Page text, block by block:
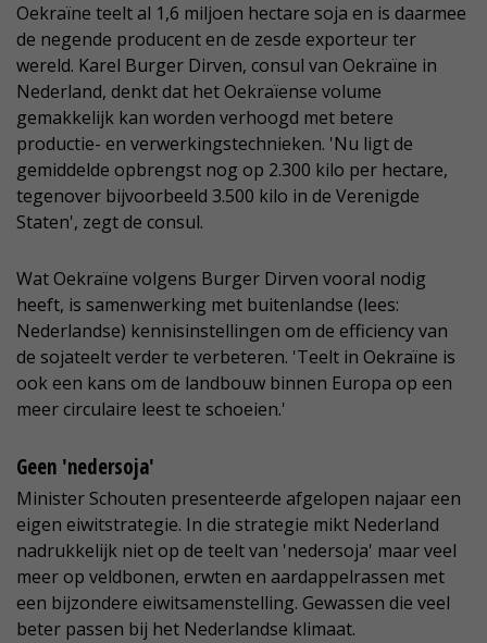
Oekraïne teelt al 1,6 miljoen hectare soja en is daarmee
de negende producent en de zesde exporteur ter
wereld. Karel Burger Dirven, consul van Oekraïne in
Nederland, denkt dat het Oekraïense volume
gemakkelijk kan worden verhoogd met betere
productie- en verwerkingstechnieken. 'Nu ligt de
gemiddelde opbrengst nog op 2.300 kilo per hectare,
tegenover bijvoorbeeld 3.500 kilo in de Verenigde
Staten', zegt de consul.
Wat Oekraïne volgens Burger Dirven vooral nodig
heeft, is samenwerking met buitenlandse (lees:
Nederlandse) kennisinstellingen om de efficiency van
de sojateelt verder te verbeteren. 'Teelt in Oekraïne is
ook een kans om de landbouw binnen Europa op een
meer circulaire leest te schoeien.'
Geen 'nedersoja'
Minister Schouten presenteerde afgelopen najaar een
eigen eiwitstrategie. In die strategie mikt Nederland
nadrukkelijk niet op de teelt van 'nedersoja' maar veel
meer op veldbonen, erwten en aardappelrassen met
een bijzondere eiwitsamenstelling. Gewassen die veel
beter passen bij het Nederlandse klimaat.